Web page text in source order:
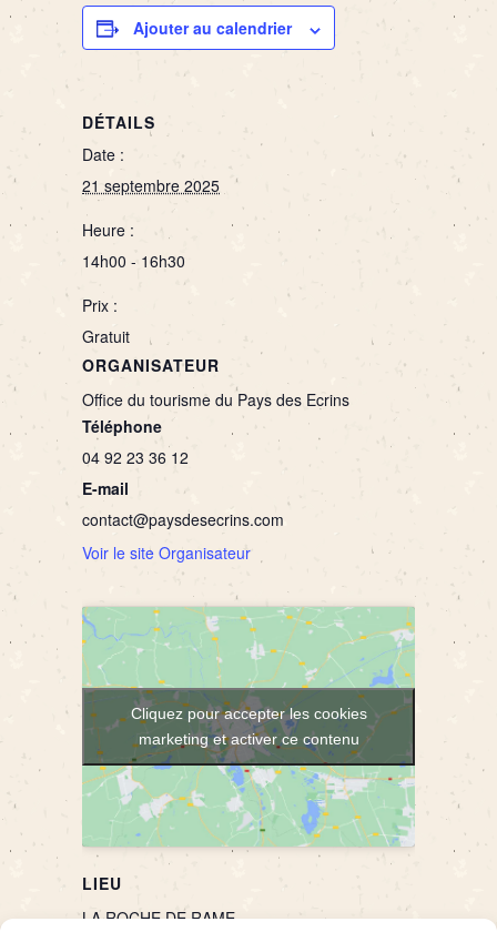
Ajouter au calendrier
DÉTAILS
Date :
21 septembre 2025
Heure :
14h00 - 16h30
Prix :
Gratuit
ORGANISATEUR
Office du tourisme du Pays des Ecrins
Téléphone
04 92 23 36 12
E-mail
contact@paysdesecrins.com
Voir le site Organisateur
LIEU
LA ROCHE DE RAME
Cliquez pour accepter les cookies
marketing et activer ce contenu